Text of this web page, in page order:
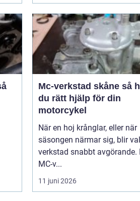
Mc-verkstad skåne så hittar
du rätt hjälp för din
motorcykel
När en hoj krånglar, eller när
säsongen närmar sig, blir
verkstad snabbt avgörande.
MC-v...
11 juni 2026